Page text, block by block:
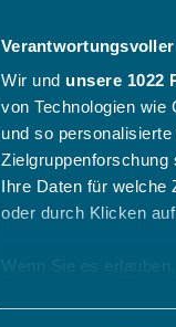
Wir und unsere 1022
von Technologien
und so
Zielgruppenforschung
Ihre Daten für welche
oder durch Klicken
Wenn Sie es